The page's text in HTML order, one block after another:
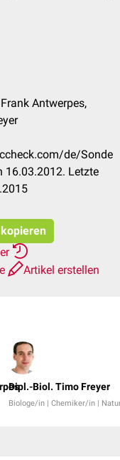
Antwerpes,
de/Sonde
16.03.2012. Letzte
Artikel erstellen
Dipl.-Biol. Timo Freyer
Biologe/in | Chemiker/in |